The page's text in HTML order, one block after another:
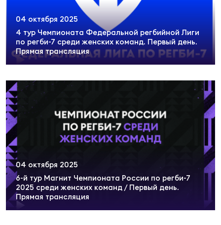
4 тур Чемпионата Федеральной регбийной Лиги
по регби-7 среди женских команд. Первый день.
Прямая трансляция
04 октября 2025
6-й тур Магнит Чемпионата России по регби-7
2025 среди женских команд / Первый день.
Прямая трансляция
04 октября 2025